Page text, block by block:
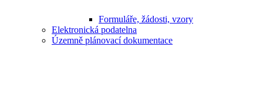
Formuláře, žádosti, vzory
Elektronická podatelna
Územně plánovací dokumentace